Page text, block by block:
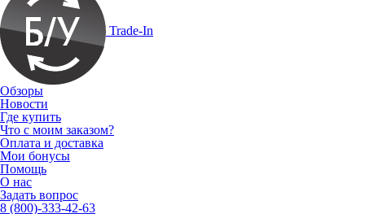
Trade-In
Обзоры
Новости
Где купить
Что с моим заказом?
Оплата и доставка
Мои бонусы
Помощь
О нас
Задать вопрос
8 (800)-333-42-63